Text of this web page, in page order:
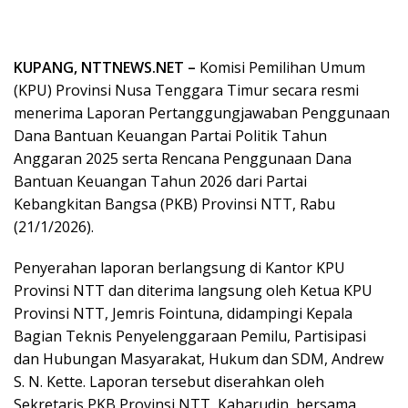
KUPANG, NTTNEWS.NET – Komisi Pemilihan Umum
(KPU) Provinsi Nusa Tenggara Timur secara resmi
menerima Laporan Pertanggungjawaban Penggunaan
Dana Bantuan Keuangan Partai Politik Tahun
Anggaran 2025 serta Rencana Penggunaan Dana
Bantuan Keuangan Tahun 2026 dari Partai
Kebangkitan Bangsa (PKB) Provinsi NTT, Rabu
(21/1/2026).
Penyerahan laporan berlangsung di Kantor KPU
Provinsi NTT dan diterima langsung oleh Ketua KPU
Provinsi NTT, Jemris Fointuna, didampingi Kepala
Bagian Teknis Penyelenggaraan Pemilu, Partisipasi
dan Hubungan Masyarakat, Hukum dan SDM, Andrew
S. N. Kette. Laporan tersebut diserahkan oleh